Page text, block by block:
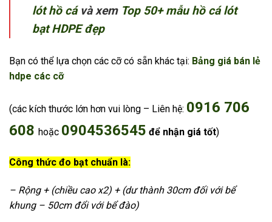
lót hồ cávà xem Top 50+ mẫu hồ cá lót
bạt HDPE đẹp
Bạn có thể lựa chọn các cỡ có sẵn khác tại: Bảng giá bán lẻ
hdpe các cỡ
(các kích thước lớn hơn vui lòng – Liên hệ: 0916 706
608 hoặc 0904536545 để nhận giá tốt)
Công thức đo bạt chuẩn là:
– Rộng + (chiều cao x2) + (dư thành 30cm đối với bể
khung – 50cm đổi với bể đào)